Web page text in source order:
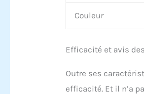
Couleur
Efficacité et avis
Outre ses
efficacité. Et il n’a